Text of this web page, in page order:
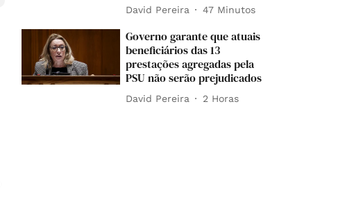
David Pereira 47 Minutos
Governo garante que atuais
beneficiários das 13
prestações agregadas pela
PSU não serão prejudicados
David Pereira 2 Horas